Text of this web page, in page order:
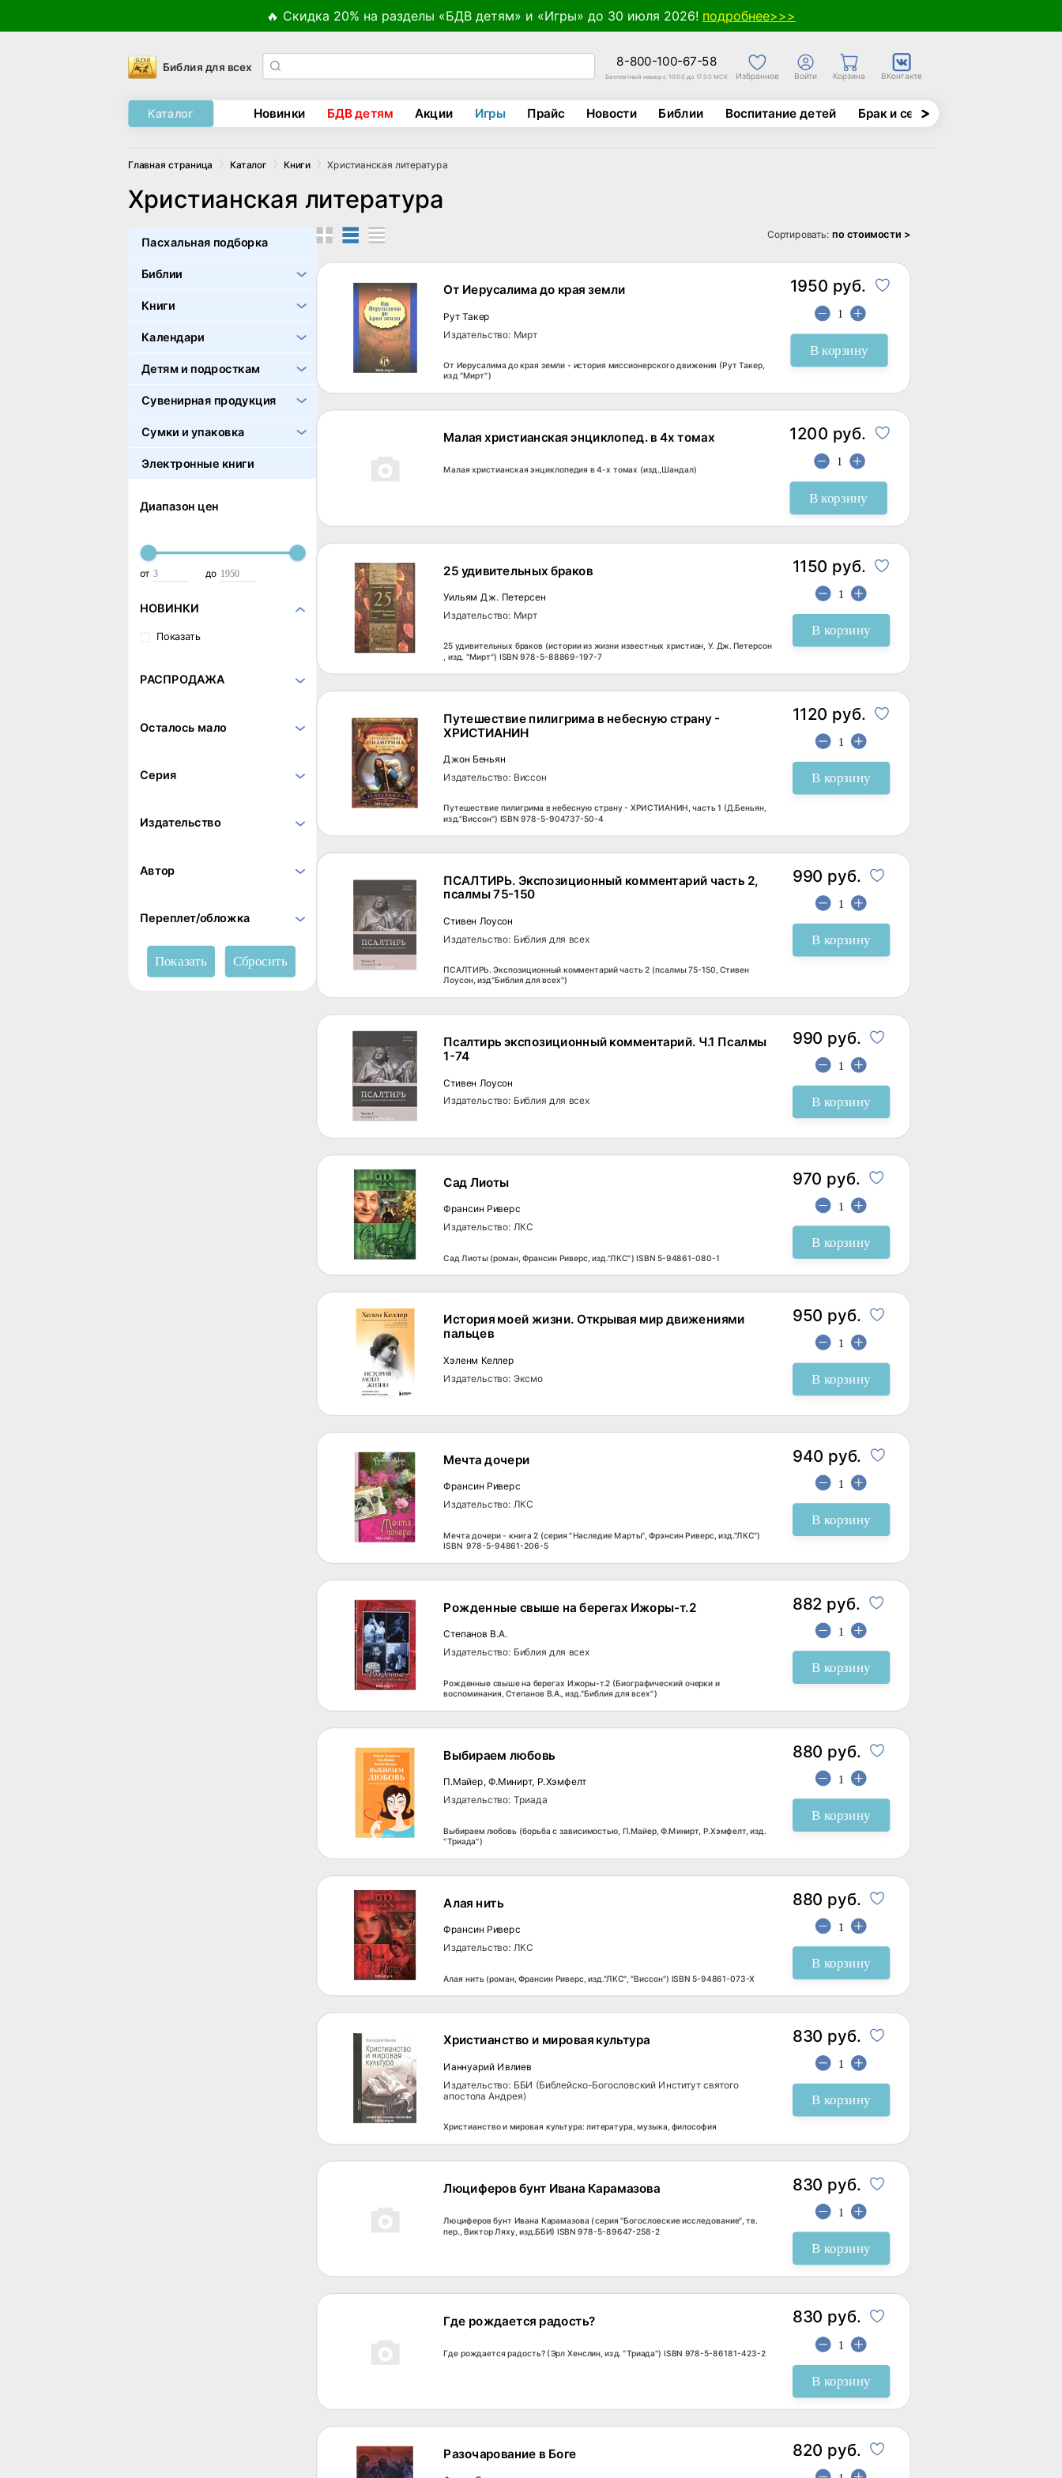
🔥 Скидка 20% на разделы «БДВ детям» и «Игры» до 30 июля 2026! подробнее>>>
Библия для всех 8-800-100-67-58
Бесплатный номер с 10:00 до 17:30 МСК Избранное Войти Корзина ВКонтакте
Каталог Новинки БДВ детям Акции Игры Прайс Новости Библии Воспитание детей Брак и семья
Главная страница Каталог Книги Христианская литература
Христианская литература
Пасхальная подборка
Библии
Книги
Календари
Детям и подросткам
Сувенирная продукция
Сумки и упаковка
Электронные книги
Диапазон цен
от до
НОВИНКИ
Показать
РАСПРОДАЖА
Осталось мало
Серия
Издательство
Автор
Переплет/обложка
Сортировать: по стоимости >
От Иерусалима до края земли
Рут Такер
Издательство: Мирт
От Иерусалима до края земли - история миссионерского движения (Рут Такер,
изд "Мирт")
1950 руб.
В корзину
Малая христианская энциклопед. в 4х томах
Малая христианская энциклопедия в 4-х томах (изд.,Шандал)
1200 руб.
В корзину
25 удивительных браков
Уильям Дж. Петерсен
Издательство: Мирт
25 удивительных браков (истории из жизни известных христиан, У. Дж. Петерсон
, изд. "Мирт") ISBN 978-5-88869-197-7
1150 руб.
В корзину
Путешествие пилигрима в небесную страну -
ХРИСТИАНИН
Джон Беньян
Издательство: Виссон
Путешествие пилигрима в небесную страну - ХРИСТИАНИН, часть 1 (Д.Беньян,
изд."Виссон") ISBN 978-5-904737-50-4
1120 руб.
В корзину
ПСАЛТИРЬ. Экспозиционный комментарий часть 2,
псалмы 75-150
Стивен Лоусон
Издательство: Библия для всех
ПСАЛТИРЬ. Экспозиционный комментарий часть 2 (псалмы 75-150, Стивен
Лоусон, изд"Библия для всех")
990 руб.
В корзину
Псалтирь экспозиционный комментарий. Ч.1 Псалмы
1-74
Стивен Лоусон
Издательство: Библия для всех
990 руб.
В корзину
Сад Лиоты
Франсин Риверс
Издательство: ЛКС
Сад Лиоты (роман, Франсин Риверс, изд."ЛКС") ISBN 5-94861-080-1
970 руб.
В корзину
История моей жизни. Открывая мир движениями
пальцев
Хэленм Келлер
Издательство: Эксмо
950 руб.
В корзину
Мечта дочери
Франсин Риверс
Издательство: ЛКС
Мечта дочери - книга 2 (серия "Наследие Марты", Фрэнсин Риверс, изд."ЛКС")
ISBN 978-5-94861-206-5
940 руб.
В корзину
Рожденные свыше на берегах Ижоры-т.2
Степанов В.А.
Издательство: Библия для всех
Рожденные свыше на берегах Ижоры-т.2 (Биографический очерки и
воспоминания, Степанов В.А., изд."Библия для всех")
882 руб.
В корзину
Выбираем любовь
П.Майер, Ф.Минирт, Р.Хэмфелт
Издательство: Триада
Выбираем любовь (борьба с зависимостью, П.Майер, Ф.Минирт, Р.Хэмфелт, изд.
"Триада")
880 руб.
В корзину
Алая нить
Франсин Риверс
Издательство: ЛКС
Алая нить (роман, Франсин Риверс, изд."ЛКС", "Виссон") ISBN 5-94861-073-X
880 руб.
В корзину
Христианство и мировая культура
Ианнуарий Ивлиев
Издательство: ББИ (Библейско-Богословский Институт святого
апостола Андрея)
Христианство и мировая культура: литература, музыка, философия
830 руб.
В корзину
Люциферов бунт Ивана Карамазова
Люциферов бунт Ивана Карамазова (серия "Богословские исследование", тв.
пер., Виктор Ляху, изд.ББИ) ISBN 978-5-89647-258-2
830 руб.
В корзину
Где рождается радость?
Где рождается радость? (Эрл Хенслин, изд. "Триада") ISBN 978-5-86181-423-2
830 руб.
В корзину
Разочарование в Боге 820 руб.